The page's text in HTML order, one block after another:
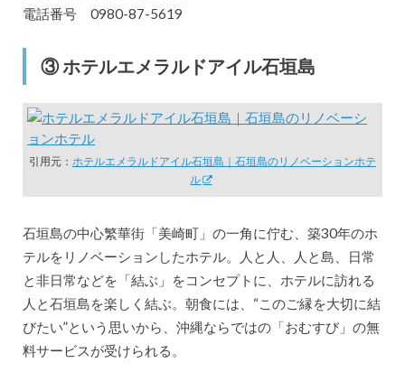
電話番号 0980-87-5619
③ ホテルエメラルドアイル石垣島
引用元： ホテルエメラルドアイル石垣島｜石垣島のリノベーションホテ
ル
石垣島の中心繁華街「美崎町」の一角に佇む、築30年のホ
テルをリノベーションしたホテル。人と人、人と島、日常
と非日常などを「結ぶ」をコンセプトに、ホテルに訪れる
人と石垣島を楽しく結ぶ。朝食には、“このご縁を大切に結
びたい”という思いから、沖縄ならではの「おむすび」の無
料サービスが受けられる。